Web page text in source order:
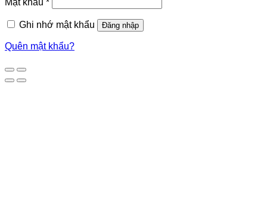
Ghi nhớ mật khẩu Đăng nhập
Quên mật khẩu?